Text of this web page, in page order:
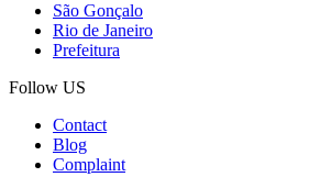
São Gonçalo
Rio de Janeiro
Prefeitura
Follow US
Contact
Blog
Complaint